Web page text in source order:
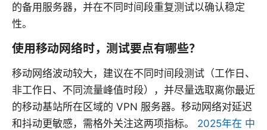
的备用服务器，并在不同时间段重复测试以确认稳定
性。
使用移动网络时，测试要点有哪些？
移动网络波动较大，建议在不同时间段测试（工作日、
非工作日、不同流量峰值时段），并尽量选取离你最近
的移动基站所在区域的 VPN 服务器。移动网络对延迟
和抖动更敏感，需格外关注这两项指标。 2025年在 中